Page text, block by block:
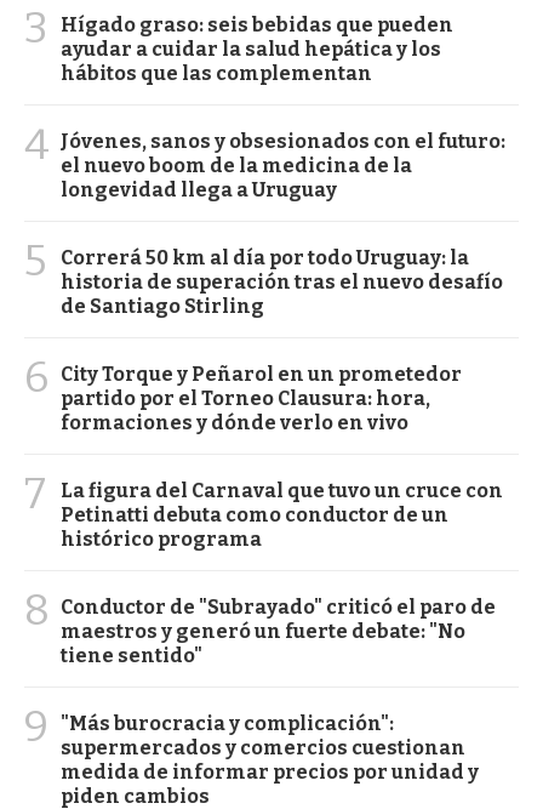
3
Hígado graso: seis bebidas que pueden
ayudar a cuidar la salud hepática y los
hábitos que las complementan
4 Jóvenes, sanos y obsesionados con el futuro:
el nuevo boom de la medicina de la
longevidad llega a Uruguay
5
Correrá 50 km al día por todo Uruguay: la
historia de superación tras el nuevo desafío
de Santiago Stirling
6
City Torque y Peñarol en un prometedor
partido por el Torneo Clausura: hora,
formaciones y dónde verlo en vivo
7
La figura del Carnaval que tuvo un cruce con
Petinatti debuta como conductor de un
histórico programa
8
Conductor de "Subrayado" criticó el paro de
maestros y generó un fuerte debate: "No
tiene sentido"
9
"Más burocracia y complicación":
supermercados y comercios cuestionan
medida de informar precios por unidad y
piden cambios